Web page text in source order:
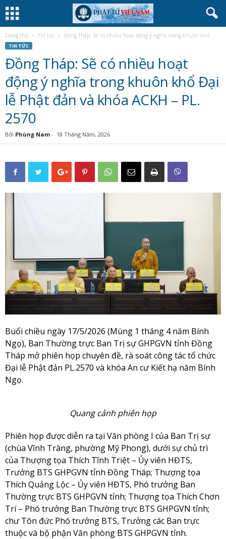
Trang chủ Tin tức Đồng Tháp: Sẽ có nhiều hoạt động ý nghĩa trong khuôn khổ...
TIN TỨC
Đồng Tháp: Sẽ có nhiều hoạt
động ý nghĩa trong khuôn khổ Đại
lễ Phật đản và khóa ACKH – PL.
2570
Bởi Phùng Nam - 18 Tháng Năm, 2026
Buổi chiều ngày 17/5/2026 (Mùng 1 tháng 4 năm Bính
Ngọ), Ban Thường trực Ban Trị sự GHPGVN tỉnh Đồng
Tháp mở phiên họp chuyên đề, rà soát công tác tổ chức
Đại lễ Phật đản PL.2570 và khóa An cư Kiết hạ năm Bính
Ngọ.
Quang cảnh phiên họp
Phiên họp được diễn ra tại Văn phòng I của Ban Trị sự
(chùa Vĩnh Tràng, phường Mỹ Phong), dưới sự chủ trì
của Thượng tọa Thích Tĩnh Triệt – Ủy viên HĐTS,
Trưởng BTS GHPGVN tỉnh Đồng Tháp; Thượng tọa
Thích Quảng Lộc – Ủy viên HĐTS, Phó trưởng Ban
Thường trực BTS GHPGVN tỉnh; Thượng tọa Thích Chơn
Trí – Phó trưởng Ban Thường trực BTS GHPGVN tỉnh;
chư Tôn đức Phó trưởng BTS, Trưởng các Ban trực
thuộc và bộ phận Văn phòng BTS GHPGVN tỉnh.